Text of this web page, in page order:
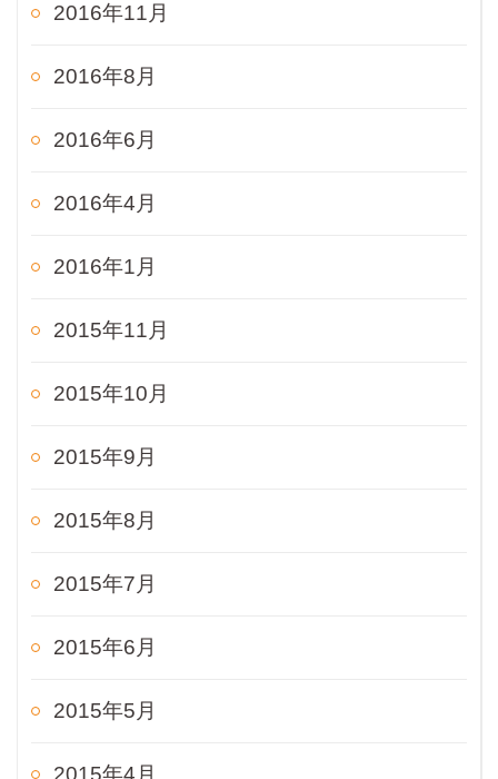
2016年11月
2016年8月
2016年6月
2016年4月
2016年1月
2015年11月
2015年10月
2015年9月
2015年8月
2015年7月
2015年6月
2015年5月